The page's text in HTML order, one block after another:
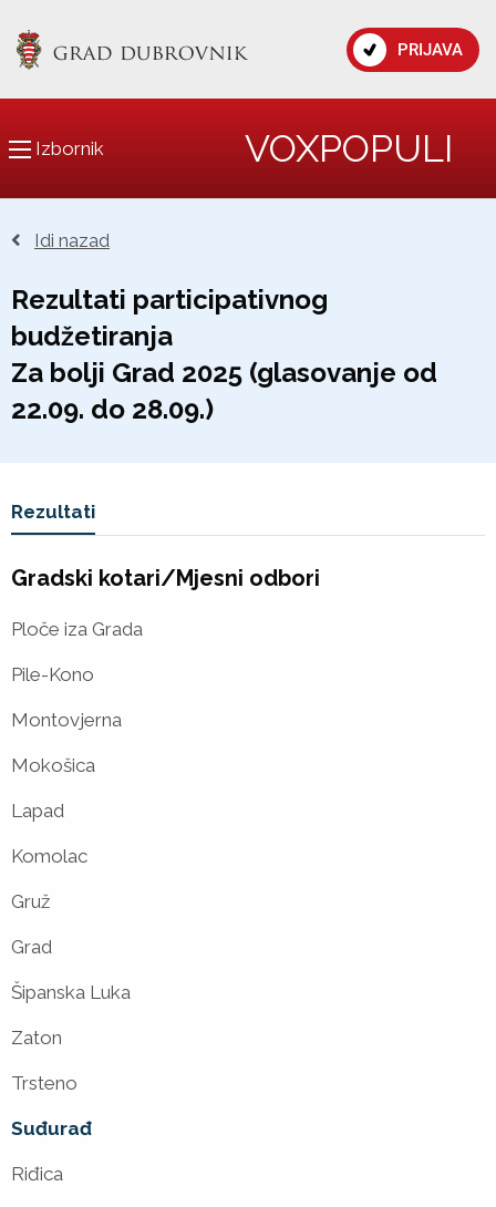
PRIJAVA
Izbornik VOXPOPULI
Idi nazad
Rezultati participativnog
budžetiranja
Za bolji Grad 2025 (glasovanje od
22.09. do 28.09.)
Vi ste u
Rezultati
Gradski kotari/Mjesni odbori
Ploče iza Grada
Pile-Kono
Montovjerna
Mokošica
Lapad
Komolac
Gruž
Grad
Šipanska Luka
Zaton
Trsteno
Suđurađ
Riđica